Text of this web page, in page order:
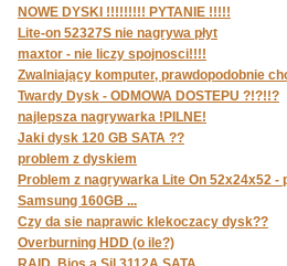
NOWE DYSKI !!!!!!!!! PYTANIE !!!!!
Lite-on 52327S nie nagrywa płyt
maxtor - nie liczy spojnosci!!!!
Zwalniający komputer, prawdopodobnie
Twardy Dysk - ODMOWA DOSTEPU ?!?!!?
najlepsza nagrywarka !PILNE!
Jaki dysk 120 GB SATA ??
problem z dyskiem
Problem z nagrywarka Lite On 52x24x52 -
Samsung 160GB ...
Czy da sie naprawic klekoczacy dysk??
Overburning HDD (o ile?)